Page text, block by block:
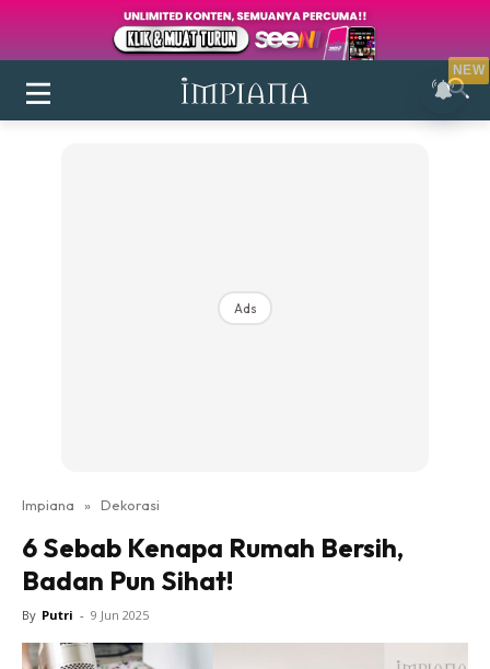
Login|Register
Ruang Makan
Ruang Tamu
Direktori
Interior Design
Ads
Impiana » Dekorasi
6 Sebab Kenapa Rumah Bersih,
Badan Pun Sihat!
By Putri - 9 Jun 2025
NEW